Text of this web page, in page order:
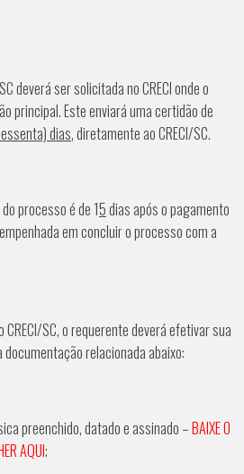
deverá ser solicitada no CRECI onde o
principal. Este enviará uma certidão de
dias, diretamente ao CRECI/SC.
processo é de 15dias após o pagamento
em concluir o processo com a
SC, o requerente deverá efetivar sua
relacionada abaixo:
preenchido, datado e assinado –BAIXE O
AQUI;